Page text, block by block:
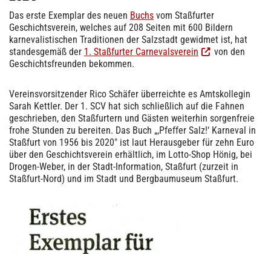
Das erste Exemplar des neuen Buchs vom Staßfurter
Geschichtsverein, welches auf 208 Seiten mit 600 Bildern
karnevalistischen Traditionen der Salzstadt gewidmet ist, hat
standesgemäß der 1. Staßfurter Carnevalsverein
von den
Geschichtsfreunden bekommen.
Vereinsvorsitzender Rico Schäfer überreichte es Amtskollegin
Sarah Kettler. Der 1. SCV hat sich schließlich auf die Fahnen
geschrieben, den Staßfurtern und Gästen weiterhin sorgenfreie
frohe Stunden zu bereiten. Das Buch „,Pfeffer Salz!‘ Karneval in
Staßfurt von 1956 bis 2020″ ist laut Herausgeber für zehn Euro
über den Geschichtsverein erhältlich, im Lotto-Shop Hönig, bei
Drogen-Weber, in der Stadt-Information, Staßfurt (zurzeit in
Staßfurt-Nord) und im Stadt und Bergbaumuseum Staßfurt.